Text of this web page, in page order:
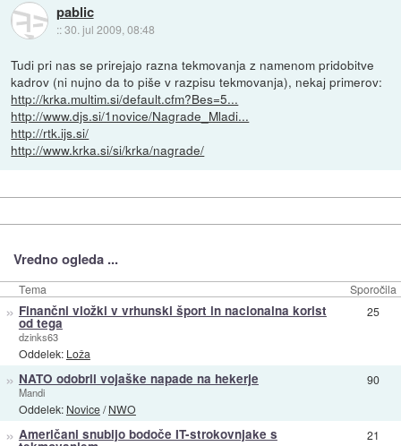
pablic
::30. jul 2009, 08:48
Tudi pri nas se prirejajo razna tekmovanja z namenom pridobitve
kadrov (ni nujno da to piše v razpisu tekmovanja), nekaj primerov:
http://krka.multim.si/default.cfm?Bes=5...
http://www.djs.si/1novice/Nagrade_Mladi...
http://rtk.ijs.si/
http://www.krka.si/si/krka/nagrade/
Vredno ogleda ...
Tema Sporočila
» Finančni vložki v vrhunski šport in nacionalna korist
od tega
dzinks63
Oddelek: Loža
25
» NATO odobril vojaške napade na hekerje
Mandi
Oddelek: Novice/NWO
90
» Američani snubijo bodoče IT-strokovnjake s 21